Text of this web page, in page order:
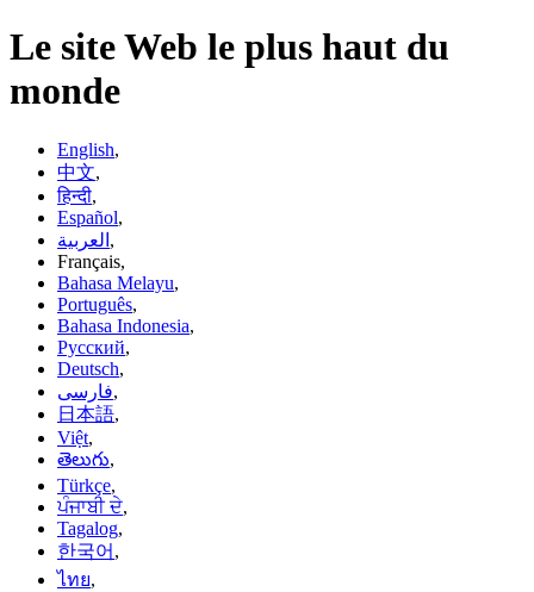
Le site Web le plus haut du
monde
English,
中文,
हिन्दी,
Español,
العربية ,
Français,
Bahasa Melayu,
Português,
Bahasa Indonesia,
Русский,
Deutsch,
فارسی,
日本語,
Việt,
తెలుగు,
Türkçe,
ਪੰਜਾਬੀ ਦੇ,
Tagalog,
한국어 ,
ไทย,